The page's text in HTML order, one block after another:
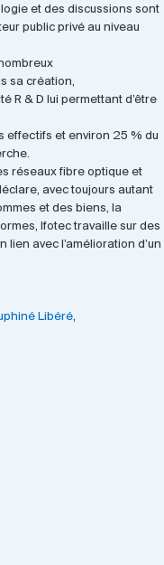
et des discussions sont
public privé au niveau
sa création,
R & D lui permettant d’être
effectifs et environ 25 % du
réseaux fibre optique et
avec toujours autant
et des biens, la
Ifotec travaille sur des
lien avec l’amélioration d’un
Libéré,